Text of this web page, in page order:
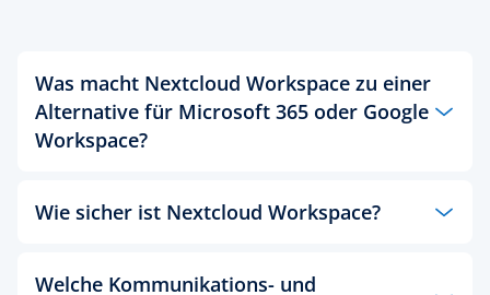
Was macht Nextcloud Workspace zu einer
Alternative für Microsoft 365 oder Google
Workspace?
Nextcloud Workspace ist eine europäische,
DSGVO-konforme Kollaborationsplattform und
Daten werden ausschließlich auf Servern in
Wie sicher ist Nextcloud Workspace?
Standards bei Datensouveränität und
Welche Kommunikations- und